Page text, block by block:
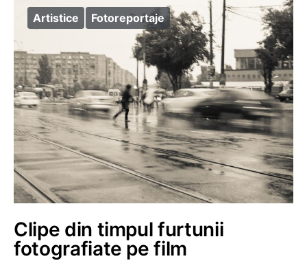
Artistice Fotoreportaje
Clipe din timpul furtunii
fotografiate pe film